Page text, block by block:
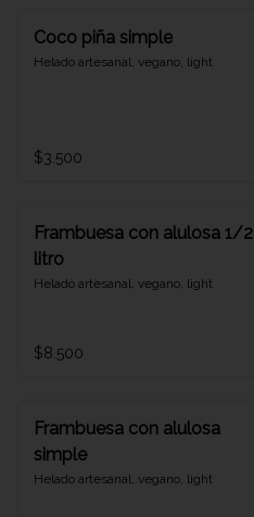
Coco piña simple
Helado artesanal, vegano, light
$3.500
Frambuesa con alulosa 1/2
litro
Helado artesanal, vegano, light
$8.500
Frambuesa con alulosa
simple
Helado artesanal, vegano, light